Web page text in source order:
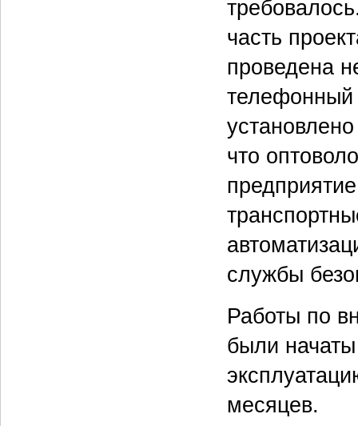
часть
проведена
телефонный
что
службы
Работы по
были
месяцев.